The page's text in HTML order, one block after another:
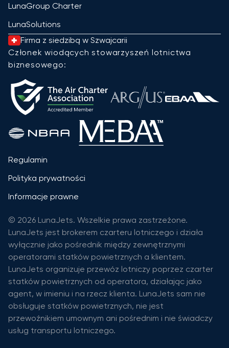
LunaGroup Charter
LunaSolutions
Firma z siedzibą w Szwajcarii
Członek wiodących stowarzyszeń lotnictwa
biznesowego:
Regulamin
Polityka prywatności
Informacje prawne
© 2026 LunaJets. Wszelkie prawa zastrzeżone.
LunaJets jest brokerem czarteru lotniczego i działa
wyłącznie jako pośrednik między zewnętrznymi
operatorami statków powietrznych a klientem.
LunaJets organizuje przewóz lotniczy poprzez czarter
statków powietrznych od operatora, działając jako
agent, w imieniu i na rzecz klienta. LunaJets sam nie
obsługuje statków powietrznych, nie jest
przewoźnikiem umownym ani pośrednim i nie świadczy
usług transportu lotniczego.